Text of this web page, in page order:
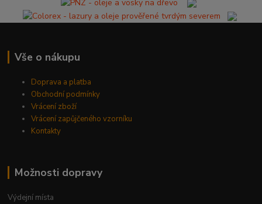
Vše o nákupu
Doprava a platba
Obchodní podmínky
Vrácení zboží
Vrácení zapůjčeného vzorníku
Kontakty
Možnosti dopravy
Výdejní místa